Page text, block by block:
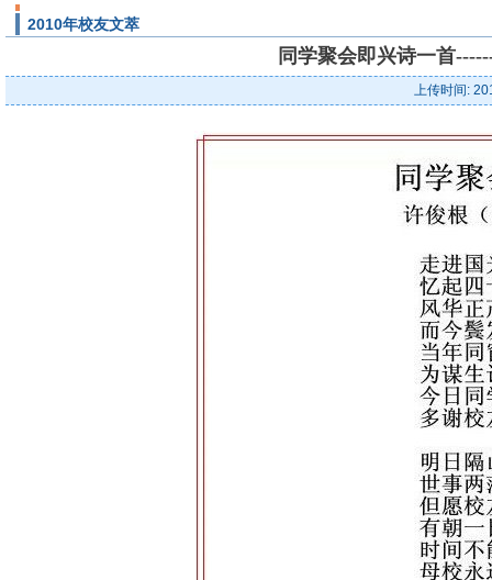
2010年校友文萃
同学聚会即兴诗一首
上传时间: